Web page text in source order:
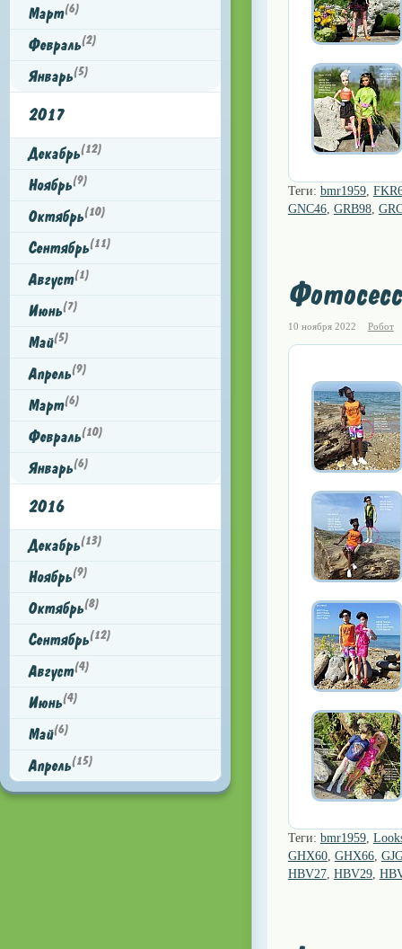
Март(6)
Февраль(2)
Январь(5)
2017
Декабрь(12)
Ноябрь(9)
Октябрь(10)
Сентябрь(11)
Август(1)
Июнь(7)
Май(5)
Апрель(9)
Март(6)
Февраль(10)
Январь(6)
2016
Декабрь(13)
Ноябрь(9)
Октябрь(8)
Сентябрь(12)
Август(4)
Июнь(4)
Май(6)
Апрель(15)
Теги: bmr1959,
GNC46, GRB98,
10 ноября 2022 Робот
Теги: bmr1959,
GHX60, GHX66,
HBV27, HBV29,